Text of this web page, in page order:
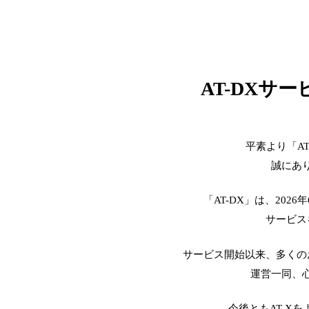
AT-DXサー
平素より「
誠にあ
「AT-DX」は、2026
サービ
サービス開始以来、多く
運営一同、